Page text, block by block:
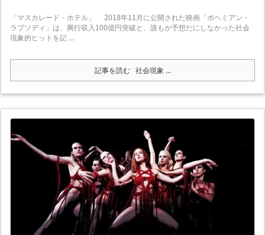
「マスカレード・ホテル」 2018年11月に公開された映画「ボヘミアン・
ラプソディ」は、興行収入100億円突破と、誰もが予想だにしなかった社会
現象的ヒットを記 ...
記事を読む 社会現象 ...